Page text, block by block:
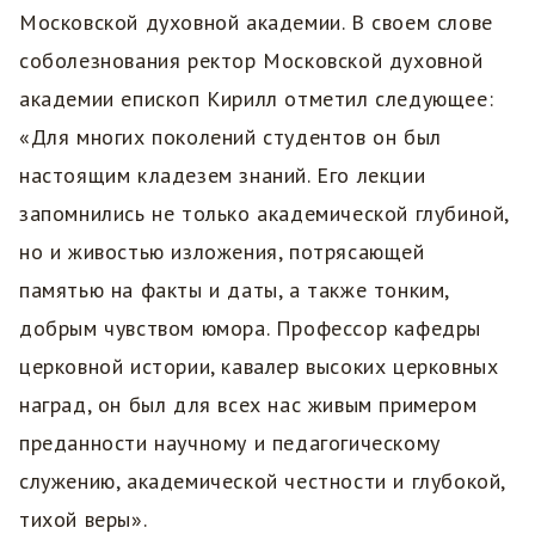
Московской духовной академии. В своем слове
соболезнования ректор Московской духовной
академии епископ Кирилл отметил следующее:
«Для многих поколений студентов он был
настоящим кладезем знаний. Его лекции
запомнились не только академической глубиной,
но и живостью изложения, потрясающей
памятью на факты и даты, а также тонким,
добрым чувством юмора. Профессор кафедры
церковной истории, кавалер высоких церковных
наград, он был для всех нас живым примером
преданности научному и педагогическому
служению, академической честности и глубокой,
тихой веры».